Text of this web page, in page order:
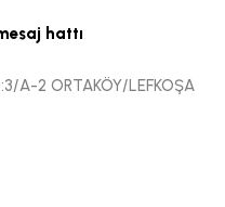
hattı
A-2 ORTAKÖY/LEFKOŞA